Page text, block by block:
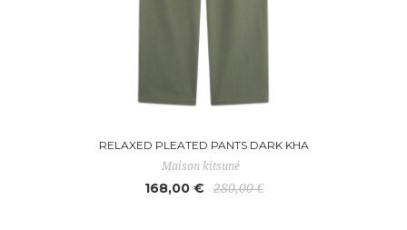
RELAXED PLEATED PANTS DARK KHA
Maison kitsuné
168,00 € 280,00 €